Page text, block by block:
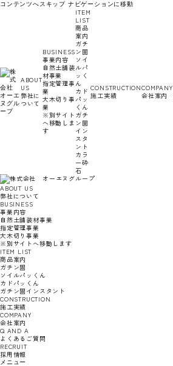
コンテンツへスキップ ナビゲーションに移動
ABOUT
US
弊社に
ついて
BUSINESS
事業内容
自然土舗装
材事業
指定管理事
業
大木切り事
業
※別サイト
へ移動しま
す
ITEM
LIST
商品
案内
ガチ
ン固
ソイ
ルパ
ッく
ん
カド
パッ
くん
ガチ
ン固
イン
スタ
ント
カラ
ー砕
石
CONSTRUCTION
施工実績
COMPANY
会社案内
ABOUT US
弊社について
BUSINESS
事業内容
自然土舗装材事業
指定管理事業
大木切り事業
※別サイトへ移動します
ITEM LIST
商品案内
ガチン固
ソイルパッくん
カドパッくん
ガチン固インスタント
CONSTRUCTION
施工実績
COMPANY
会社案内
Q AND A
よくあるご質問
RECRUIT
採用情報
メニュー